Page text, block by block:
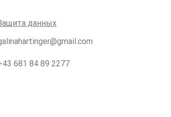
данных
681 84 89 2277